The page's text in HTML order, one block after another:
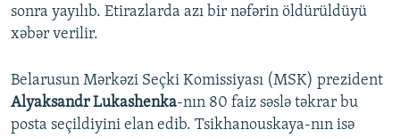
sonra yayılıb. Etirazlarda azı bir nəfərin öldürüldüyü
xəbər verilir.
Belarusun Mərkəzi Seçki Komissiyası (MSK) prezident
Alyaksandr Lukashenka-nın 80 faiz səslə təkrar bu
posta seçildiyini elan edib. Tsikhanouskaya-nın isə